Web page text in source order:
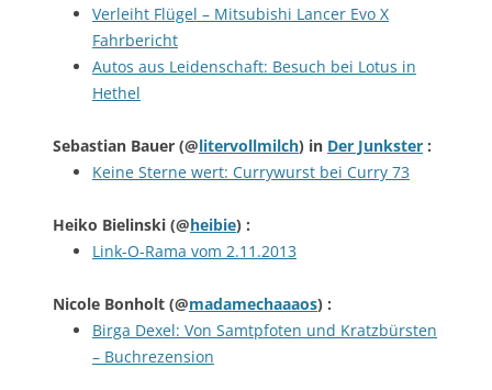
Verleiht Flügel – Mitsubishi Lancer Evo X
Fahrbericht
Autos aus Leidenschaft: Besuch bei Lotus in
Hethel
Sebastian Bauer (@litervollmilch) in Der Junkster :
Keine Sterne wert: Currywurst bei Curry 73
Heiko Bielinski (@heibie) :
Link-O-Rama vom 2.11.2013
Nicole Bonholt (@madamechaaaos) :
Birga Dexel: Von Samtpfoten und Kratzbürsten
– Buchrezension